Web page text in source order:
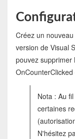
Créez un
version de Visual
pouvez supprimer
Nota : Au
certaines
N'hésitez